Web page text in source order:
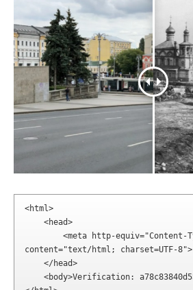
<html>
content="text/html; charset=UTF-8">